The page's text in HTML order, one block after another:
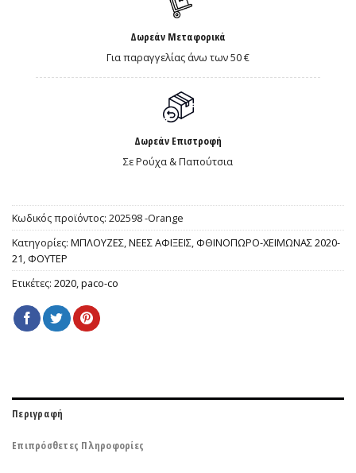
Δωρεάν Μεταφορικά
Για παραγγελίας άνω των 50 €
Δωρεάν Επιστροφή
Σε Ρούχα & Παπούτσια
Κωδικός προϊόντος: 202598 -Orange
Κατηγορίες: ΜΠΛΟΥΖΕΣ,ΝΕΕΣ ΑΦΙΞΕΙΣ, ΦΘΙΝΟΠΩΡΟ-ΧΕΙΜΩΝΑΣ 2020-
21, ΦΟΥΤΕΡ
Ετικέτες: 2020,paco-co
Περιγραφή
Επιπρόσθετες Πληροφορίες